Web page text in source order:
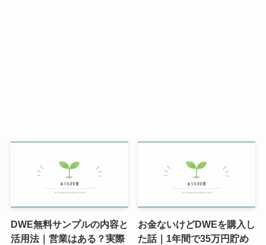
DWE無料サンプルの内容と
活用法｜営業はある？実際
お金ないけどDWEを購入し
た話｜1年間で35万円貯め